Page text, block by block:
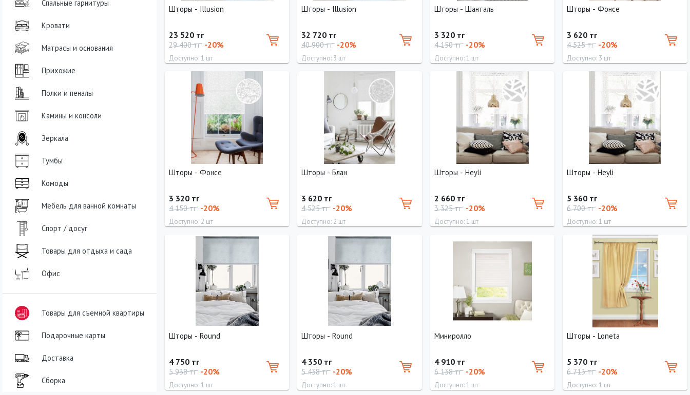
Спальные гарнитуры
Кровати
Матрасы и основания
Прихожие
Полки и пеналы
Камины и консоли
Зеркала
Тумбы
Комоды
Мебель для ванной комнаты
Спорт / досуг
Товары для отдыха и сада
Офис
Товары для съемной квартиры
Подарочные карты
Доставка
Сборка
Шторы - Illusion
23 520 тг
29 400 тг -20%
Доступно: 1 шт
200 см
Шторы - Illusion
32 720 тг
40 900 тг -20%
Доступно: 3 шт
200 см
Шторы - Шанталь
3 320 тг
4 150 тг -20%
Доступно: 1 шт
Ширина
73 см
Высота
160 см
Шторы - Фонсе
3 620 тг
4 525 тг -20%
Доступно: 3 шт
Ширина
83 см
Высота
160 см
Шторы - Фонсе
3 320 тг
4 150 тг -20%
Доступно: 2 шт
Ширина Высота
Шторы - Блан
3 620 тг
4 525 тг -20%
Доступно: 2 шт
Ширина Высота
Шторы - Heyli
2 660 тг
3 325 тг -20%
Доступно: 1 шт
Длина Ширина
37 см
Высота
160 см
Шторы - Heyli
5 360 тг
6 700 тг -20%
Доступно: 1 шт
Ширина
83 см
Высота
160 см
Шторы - Round
4 750 тг
5 938 тг -20%
Доступно: 1 шт
Шторы - Round
4 350 тг
5 438 тг -20%
Доступно: 1 шт
Миниролло
4 910 тг
6 138 тг -20%
Доступно: 1 шт
Шторы - Loneta
5 370 тг
6 713 тг -20%
Доступно: 1 шт